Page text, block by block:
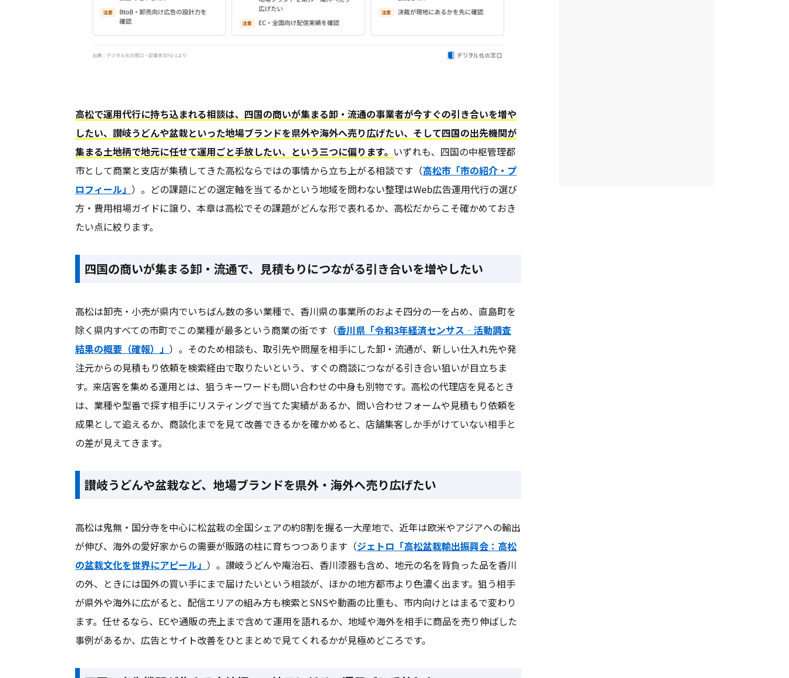
高松で運用代行に持ち込まれる相談は、四国の商いが集まる卸・流通の事業者が今すぐの引き合いを増や
したい、讃岐うどんや盆栽といった地場ブランドを県外や海外へ売り広げたい、そして四国の出先機関が
集まる土地柄で地元に任せて運用ごと手放したい、という三つに偏ります。 いずれも、四国の中枢管理都
市として商業と支店が集積してきた高松ならではの事情から立ち上がる相談です（高松市「市の紹介・プ
ロフィール」 ）。どの課題にどの選定軸を当てるかという地域を問わない整理はWeb広告運用代行の選び
方・費用相場ガイドに譲り、本章は高松でその課題がどんな形で表れるか、高松だからこそ確かめておき
たい点に絞ります。
四国の商いが集まる卸・流通で、見積もりにつながる引き合いを増やしたい
高松は卸売・小売が県内でいちばん数の多い業種で、香川県の事業所のおよそ四分の一を占め、直島町を
除く県内すべての市町でこの業種が最多という商業の街です（香川県「令和3年経済センサス‐活動調査
結果の概要（確報）」 ）。そのため相談も、取引先や問屋を相手にした卸・流通が、新しい仕入れ先や発
注元からの見積もり依頼を検索経由で取りたいという、すぐの商談につながる引き合い狙いが目立ちま
す。来店客を集める運用とは、狙うキーワードも問い合わせの中身も別物です。高松の代理店を見るとき
は、業種や型番で探す相手にリスティングで当てた実績があるか、問い合わせフォームや見積もり依頼を
成果として追えるか、商談化までを見て改善できるかを確かめると、店舗集客しか手がけていない相手と
の差が見えてきます。
讃岐うどんや盆栽など、地場ブランドを県外・海外へ売り広げたい
高松は鬼無・国分寺を中心に松盆栽の全国シェアの約8割を握る一大産地で、近年は欧米やアジアへの輸出
が伸び、海外の愛好家からの需要が販路の柱に育ちつつあります（ジェトロ「高松盆栽輸出振興会：高松
の盆栽文化を世界にアピール」 ）。讃岐うどんや庵治石、香川漆器も含め、地元の名を背負った品を香川
の外、ときには国外の買い手にまで届けたいという相談が、ほかの地方都市より色濃く出ます。狙う相手
が県外や海外に広がると、配信エリアの組み方も検索とSNSや動画の比重も、市内向けとはまるで変わり
ます。任せるなら、ECや通販の売上まで含めて運用を語れるか、地域や海外を相手に商品を売り伸ばした
事例があるか、広告とサイト改善をひとまとめで見てくれるかが見極めどころです。